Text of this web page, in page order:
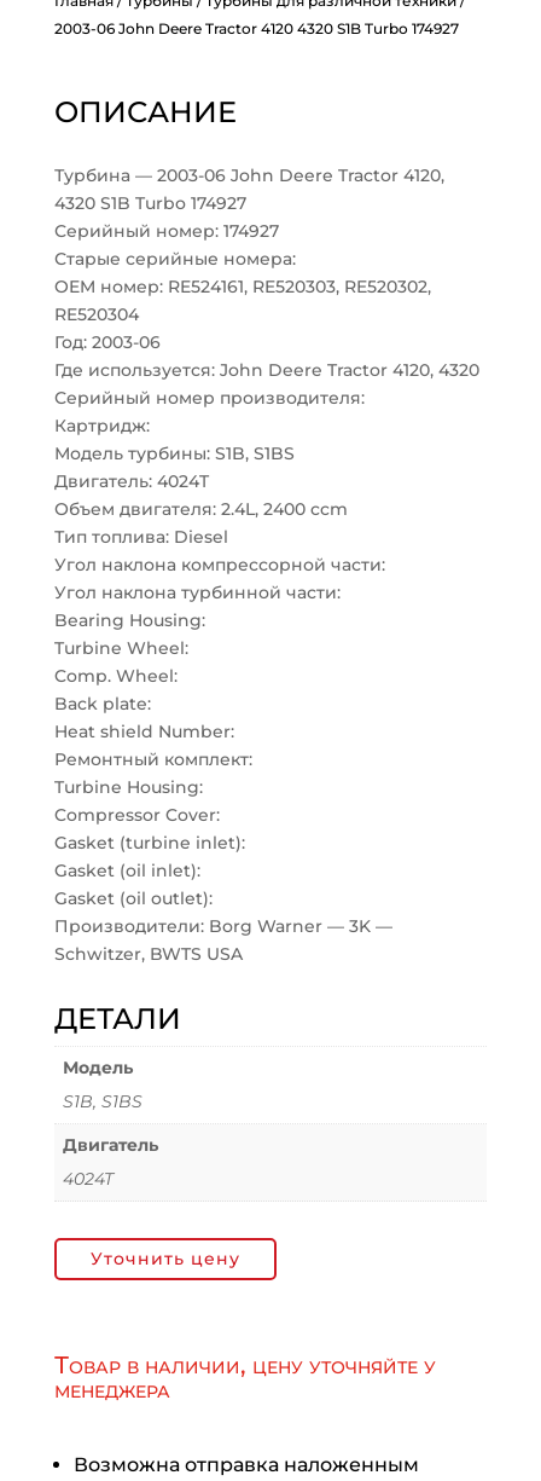
2003-06 John Deere Tractor 4120 4320 S1B Turbo 174927
ОПИСАНИЕ
Турбина — 2003-06 John Deere Tractor 4120,
4320 S1B Turbo 174927
Серийный номер: 174927
Старые серийные номера:
OEM номер: RE524161, RE520303, RE520302,
RE520304
Год: 2003-06
Где используется: John Deere Tractor 4120, 4320
Серийный номер производителя:
Картридж:
Модель турбины: S1B, S1BS
Двигатель: 4024T
Объем двигателя: 2.4L, 2400 ccm
Тип топлива: Diesel
Угол наклона компрессорной части:
Угол наклона турбинной части:
Bearing Housing:
Turbine Wheel:
Comp. Wheel:
Back plate:
Heat shield Number:
Ремонтный комплект:
Turbine Housing:
Compressor Cover:
Gasket (turbine inlet):
Gasket (oil inlet):
Gasket (oil outlet):
Производители: Borg Warner — 3K —
Schwitzer, BWTS USA
ДЕТАЛИ
Модель
S1B, S1BS
Двигатель
4024T
Уточнить цену
Товар в наличии, цену уточняйте у
менеджера
Возможна отправка наложенным